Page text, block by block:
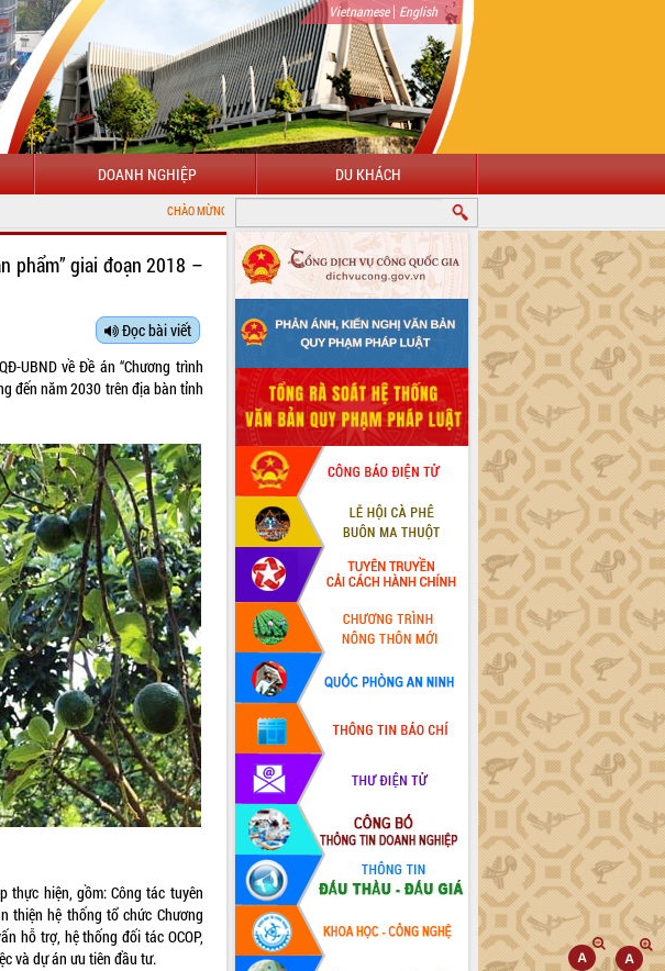
Vietnamese| English
DOANH NGHIỆP DU KHÁCH
CHÀO MỪNG ĐẾN VỚI CỔNG THÔNG TIN ĐIỆN TỬ TỈNH ĐẮK LẮK
phẩm” giai đoạn 2018 –
Đọc bài viết
UBND về Đề án “Chương trình
đến năm 2030 trên địa bàn tỉnh
thực hiện, gồm: Công tác tuyên
thiện hệ thống tổ chức Chương
hỗ trợ, hệ thống đối tác OCOP,
và dự án ưu tiên đầu tư.